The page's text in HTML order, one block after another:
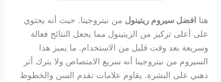
هنا افضل سيروم ريتينول من نيتروجينا. حيث أنه يحتوي
على أعلى تركيز من الريتينول مما يجعل النتائج فعالة
وسريعة بعد وقت قليل من الاستخدام. ما يميز هذا
السيروم من نيتروجينا أنه سريع الامتصاص ولا يترك أثر
دهني على البشرة. يقاوم علامات تقدم السن والخطوط